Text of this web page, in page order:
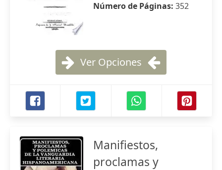
Número de Páginas: 352
Ver Opciones
Manifiestos,
proclamas y